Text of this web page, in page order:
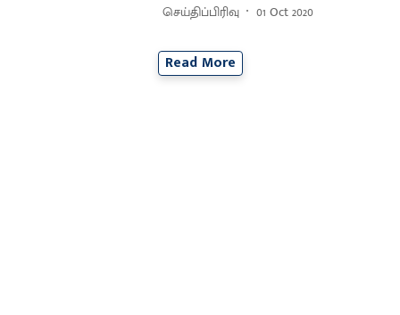
செய்திப்பிரிவு 01 Oct 2020
Read More